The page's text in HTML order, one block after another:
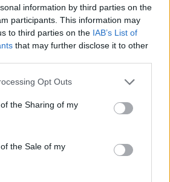
information by third parties on the
participants. This information may
to third parties on the IAB’s List of
that may further disclose it to other
Opt Outs
the Sharing of my
the Sale of my
προχωρά ο Δήμος
του για περισσότερο πράσινο
συμμετοχές και ισχυρό
συμμετοχή, έντονο κοινωνικό
οργανωτικές αλλαγές